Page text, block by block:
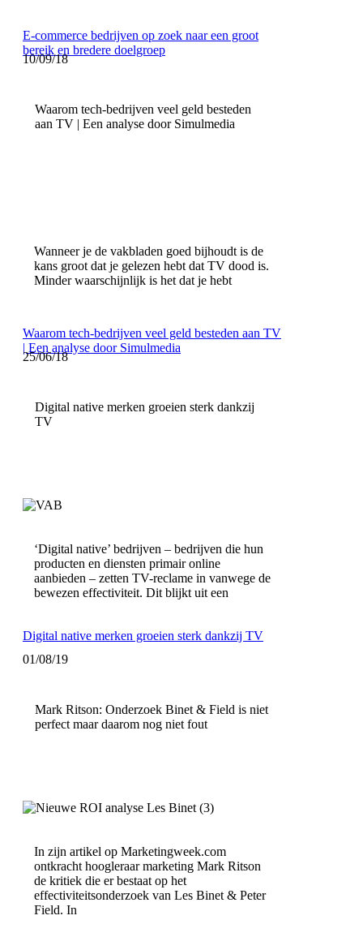
E-commerce bedrijven op zoek naar een groot
bereik en bredere doelgroep
10/09/18
Waarom tech-bedrijven veel geld besteden
aan TV | Een analyse door Simulmedia
Wanneer je de vakbladen goed bijhoudt is de
kans groot dat je gelezen hebt dat TV dood is.
Minder waarschijnlijk is het dat je hebt
Waarom tech-bedrijven veel geld besteden aan TV
| Een analyse door Simulmedia
25/06/18
Digital native merken groeien sterk dankzij
TV
‘Digital native’ bedrijven – bedrijven die hun
producten en diensten primair online
aanbieden – zetten TV-reclame in vanwege de
bewezen effectiviteit. Dit blijkt uit een
Digital native merken groeien sterk dankzij TV
01/08/19
Mark Ritson: Onderzoek Binet & Field is niet
perfect maar daarom nog niet fout
In zijn artikel op Marketingweek.com
ontkracht hoogleraar marketing Mark Ritson
de kritiek die er bestaat op het
effectiviteitsonderzoek van Les Binet & Peter
Field. In